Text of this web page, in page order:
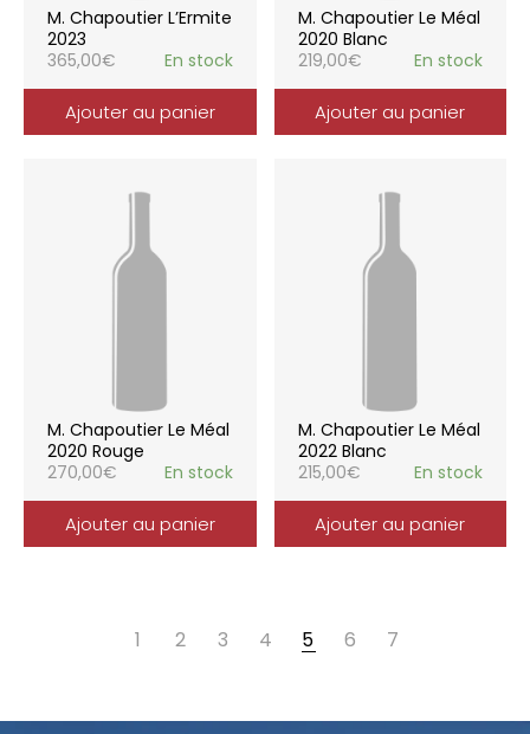
M. Chapoutier L’Ermite
2023
365,00€ En stock
Ajouter au panier
M. Chapoutier Le Méal
2020 Blanc
219,00€ En stock
Ajouter au panier
M. Chapoutier Le Méal
2020 Rouge
270,00€ En stock
Ajouter au panier
M. Chapoutier Le Méal
2022 Blanc
215,00€ En stock
Ajouter au panier
1 2 3 4 5 6 7